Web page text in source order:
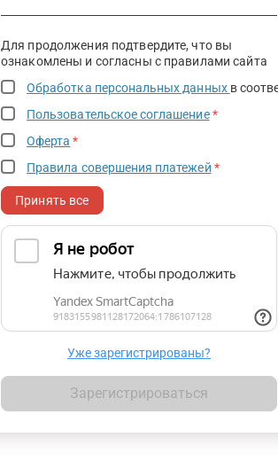
Для продолжения подтвердите, что вы
ознакомлены и согласны с правилами сайта
Обработка персональных данных в
Пользовательское соглашение *
Оферта *
Правила совершения платежей *
Принять все
Уже зарегистрированы?
Зарегистрироваться